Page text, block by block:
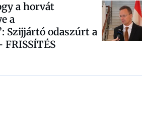
a horvát
a
Szijjártó odaszúrt a